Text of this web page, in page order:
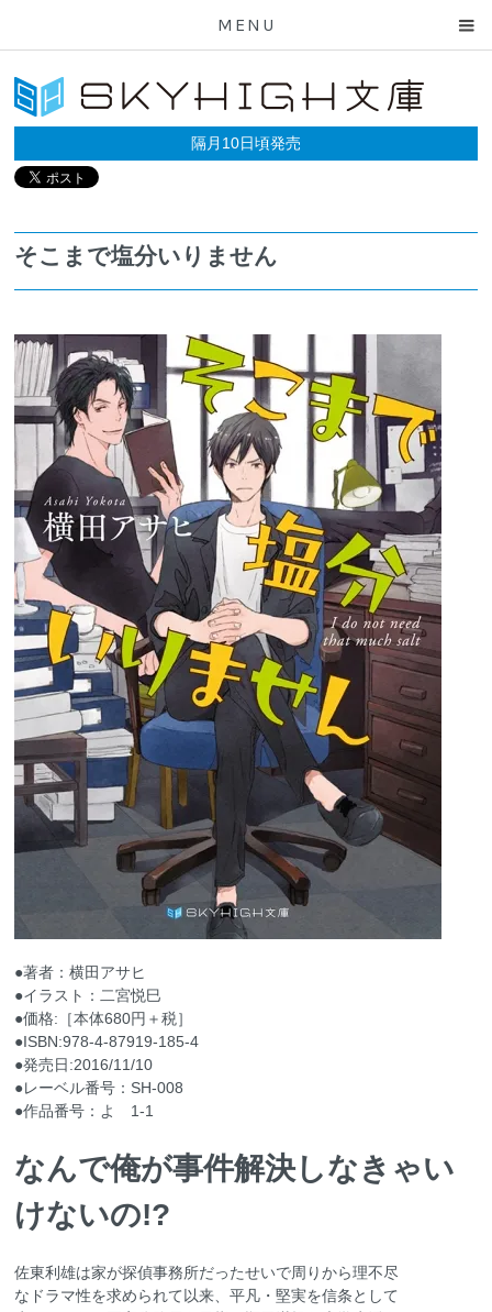
MENU
隔月10日頃発売
そこまで塩分いりません
●著者：横田アサヒ
●イラスト：二宮悦巳
●価格:［本体680円＋税］
●ISBN:978-4-87919-185-4
●発売日:2016/11/10
●レーベル番号：SH‐008
●作品番号：よ 1-1
なんで俺が事件解決しなきゃい
けないの!?
佐東利雄は家が探偵事務所だったせいで周りから理不尽
なドラマ性を求められて以来、平凡・堅実を信条として